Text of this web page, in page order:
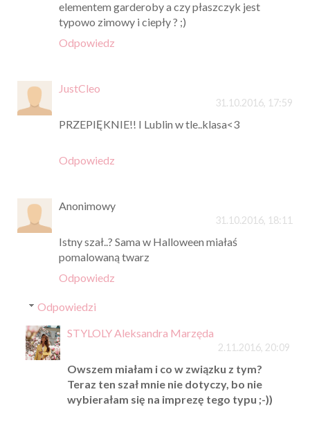
elementem garderoby a czy płaszczyk jest
typowo zimowy i ciepły ? ;)
Odpowiedz
JustCleo
31.10.2016, 17:59
PRZEPIĘKNIE!! I Lublin w tle..klasa<3
Odpowiedz
Anonimowy
31.10.2016, 18:11
Istny szał..? Sama w Halloween miałaś
pomalowaną twarz
Odpowiedz
Odpowiedzi
STYLOLY Aleksandra Marzęda
2.11.2016, 20:09
Owszem miałam i co w związku z tym?
Teraz ten szał mnie nie dotyczy, bo nie
wybierałam się na imprezę tego typu ;-))